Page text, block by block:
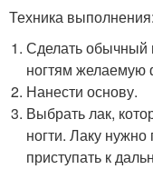
Техника выполнения:
Сделать обычный
ногтям желаемую
Нанести основу.
Выбрать лак,
ногти. Лаку
приступать к